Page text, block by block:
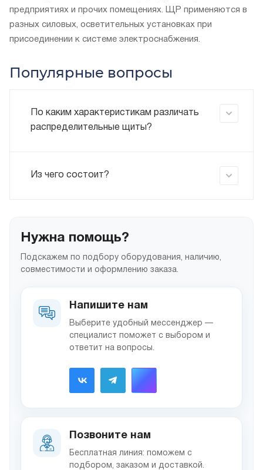
предприятиях и прочих помещениях. ЩР применяются в
разных силовых, осветительных установках при
присоединении к системе электроснабжения.
Популярные вопросы
По каким характеристикам различать
распределительные щиты?
Из чего состоит?
Нужна помощь?
Подскажем по подбору оборудования, наличию,
совместимости и оформлению заказа.
Напишите нам
Выберите удобный мессенджер —
специалист поможет с выбором и
ответит на вопросы.
Позвоните нам
Бесплатная линия: поможем с
подбором, заказом и доставкой.